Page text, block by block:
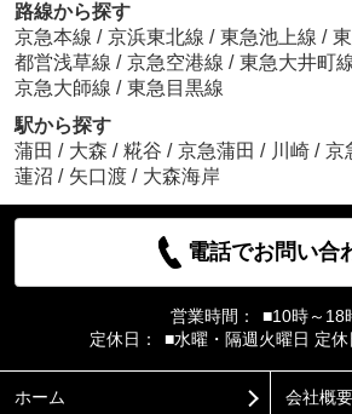
路線から探す
京急本線 / 京浜東北線 / 東急池上線 /
都営浅草線 / 京急空港線 / 東急大井町
京急大師線 / 東急目黒線
駅から探す
蒲田 / 大森 / 糀谷 / 京急蒲田 / 川崎 / 京
蓮沼 / 矢口渡 / 大森海岸
電話でお問い合
営業時間：
■10時～18
定休日：
■水曜・隔週火曜日 定
ホーム 会社概要